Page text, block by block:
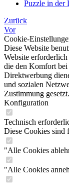
Puzzle in der
Zurück
Vor
Cookie-
Diese Website
Website
die den Komfort bei
Direktwerbung
und sozialen
Zustimmung gesetzt.
Konfiguration
Technisch
Diese Cookies sind
"Alle Cookies
"Alle Cookies